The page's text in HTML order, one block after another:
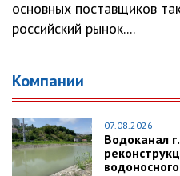
основных поставщиков
российский рынок....
Компании
07.08.2026
Водоканал